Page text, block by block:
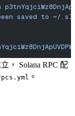
saved to ~/
， Solana RPC 配
。